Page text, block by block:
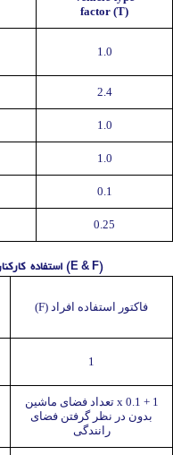
factor (T)
1.0
2.4
1.0
1.0
0.1
0.25
(E & F) استفاده کارکنان / فاکتور قرار گرفتن در معرض (E & F)
فاکتور استفاده افراد (F)
1
1 + 0.1 x تعداد فضای ماشین
بدون در نظر گرفتن فضای
رانندگی